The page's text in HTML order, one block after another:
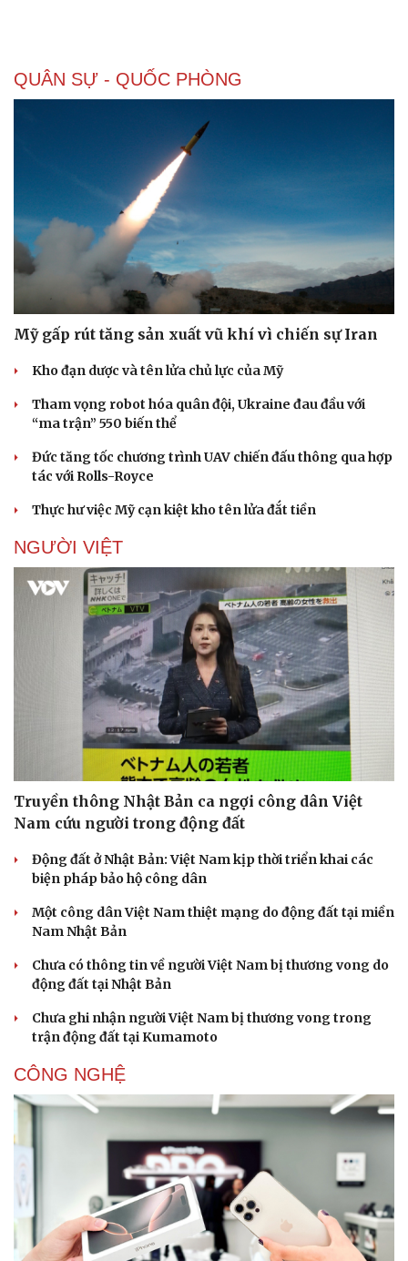
Sức khỏe
Cây thuốc
Sản phụ khoa
Nhi khoa
Nam khoa
Phòng mạch online
Đời sống
Blog
QUÂN SỰ - QUỐC PHÒNG
Mỹ gấp rút tăng sản xuất vũ khí vì chiến sự Iran
Kho đạn dược và tên lửa chủ lực của Mỹ
Tham vọng robot hóa quân đội, Ukraine đau đầu với
“ma trận” 550 biến thể
Đức tăng tốc chương trình UAV chiến đấu thông qua hợp
tác với Rolls-Royce
Thực hư việc Mỹ cạn kiệt kho tên lửa đắt tiền
NGƯỜI VIỆT
Truyền thông Nhật Bản ca ngợi công dân Việt
Nam cứu người trong động đất
Động đất ở Nhật Bản: Việt Nam kịp thời triển khai các
biện pháp bảo hộ công dân
Một công dân Việt Nam thiệt mạng do động đất tại miền
Nam Nhật Bản
Chưa có thông tin về người Việt Nam bị thương vong do
động đất tại Nhật Bản
Chưa ghi nhận người Việt Nam bị thương vong trong
trận động đất tại Kumamoto
CÔNG NGHỆ